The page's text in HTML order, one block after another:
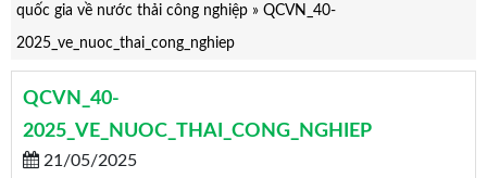
quốc gia về nước thải công nghiệp» QCVN_40-
2025_ve_nuoc_thai_cong_nghiep
QCVN_40-
2025_VE_NUOC_THAI_CONG_NGHIEP
21/05/2025